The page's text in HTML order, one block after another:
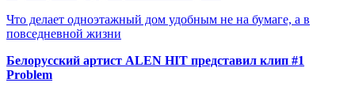
Что делает одноэтажный дом удобным не на бумаге, а в
повседневной жизни
Белорусский артист ALEN HIT представил клип #1
Problem